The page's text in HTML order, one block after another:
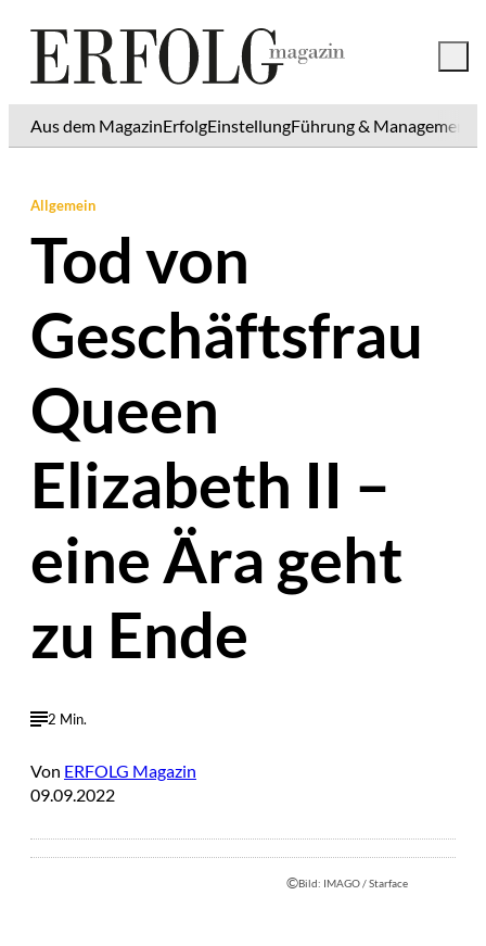
Aus dem MagazinErfolgEinstellungFührung & Management
Allgemein
Tod von
Geschäftsfrau
Queen
Elizabeth II –
eine Ära geht
zu Ende
2 Min.
Von ERFOLG Magazin
09.09.2022
©Bild: IMAGO / Starface